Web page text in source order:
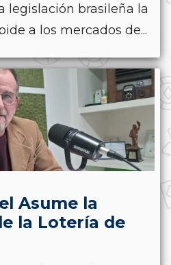
legislación brasileña la
a los mercados de...
Asume la
la Lotería de